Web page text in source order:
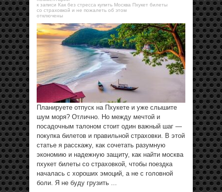
к записи Как без стресса купить Москва Пхукет билеты
со страховкой и не пожалеть об этом
отключены
Планируете отпуск на Пхукете и уже слышите
шум моря? Отлично. Но между мечтой и
посадочным талоном стоит один важный шаг —
покупка билетов и правильной страховки. В этой
статье я расскажу, как сочетать разумную
экономию и надежную защиту, как найти москва
пхукет билеты со страховкой, чтобы поездка
началась с хороших эмоций, а не с головной
боли. Я не буду грузить ...